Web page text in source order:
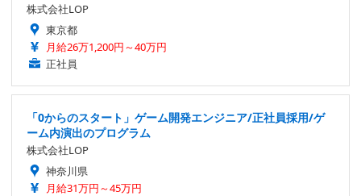
株式会社LOP
東京都
月給26万1,200円～40万円
正社員
「0からのスタート」ゲーム開発エンジニア/正社員採用/ゲ
ーム内演出のプログラム
株式会社LOP
神奈川県
月給31万円～45万円